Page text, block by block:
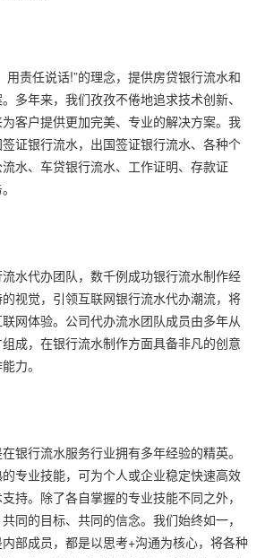
用责任说话!”的理念，提供房贷银行流水和
多年来，我们孜孜不倦地追求技术创新、
客户提供更加完美、专业的解决方案。我
证银行流水，出国签证银行流水、各种个
水、车贷银行流水、工作证明、存款证
水代办团队，数千例成功银行流水制作经
视觉，引领互联网银行流水代办潮流，将
网体验。公司代办流水团队成员由多年从
成，在银行流水制作方面具备非凡的创意
力。
银行流水服务行业拥有多年经验的精英。
专业技能，可为个人或企业稳定快速高效
持。除了各自掌握的专业技能不同之外，
同的目标、共同的信念。我们始终如一，
部成员，都是以思考+沟通为核心，将各种